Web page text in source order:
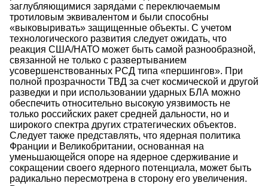
заглубляющимися зарядами с переключаемым
тротиловым эквивалентом и были способны
«выковыривать» защищенные объекты. С учетом
технологического развития следует ожидать, что
реакция США/НАТО может быть самой разнообразной,
связанной не только с развертыванием
усовершенствованных РСД типа «першингов». При
полной прозрачности ТВД за счет космической и другой
разведки и при использовании ударных БЛА можно
обеспечить относительно высокую уязвимость не
только российских ракет средней дальности, но и
широкого спектра других стратегических объектов.
Следует также представлять, что ядерная политика
Франции и Великобритании, основанная на
уменьшающейся опоре на ядерное сдерживание и
сокращении своего ядерного потенциала, может быть
радикально пересмотрена в сторону его увеличения.